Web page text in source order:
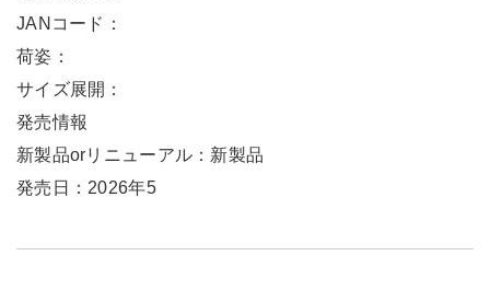
JANコード：
荷姿：
サイズ展開：
発売情報
新製品orリニューアル：新製品
発売日：2026年5